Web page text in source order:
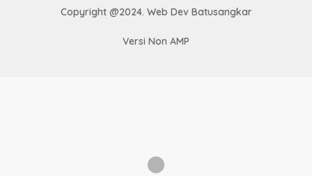
Copyright @2024. Web Dev Batusangkar
Versi Non AMP